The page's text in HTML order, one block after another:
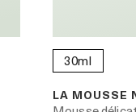
30ml
LA MOUSSE